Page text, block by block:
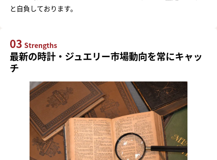
と自負しております。
03 Strengths
最新の時計・ジュエリー市場動向を常にキャッ
チ